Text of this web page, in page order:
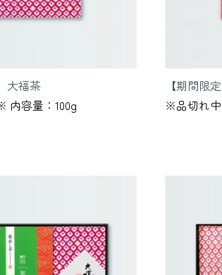
大福茶
容量：100g
【期間限
※品切れ